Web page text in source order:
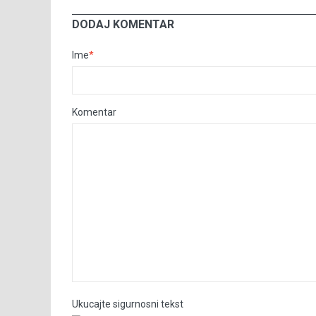
DODAJ KOMENTAR
Ime*
Komentar
Ukucajte sigurnosni tekst